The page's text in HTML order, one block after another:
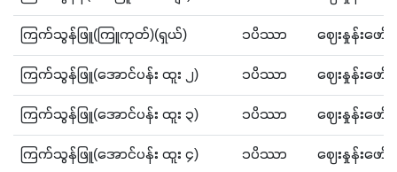
ကြက်သွန်ဖြူ(ကြူကုတ်)(ရှယ်) ၁ပိဿာ ဈေးနှုန်းဖေ
ကြက်သွန်ဖြူ(အောင်ပန်း ထူး ၂) ၁ပိဿာ ဈေးနှုန်းဖေ
ကြက်သွန်ဖြူ(အောင်ပန်း ထူး ၃) ၁ပိဿာ ဈေးနှုန်းဖေ
ကြက်သွန်ဖြူ(အောင်ပန်း ထူး ၄) ၁ပိဿာ ဈေးနှုန်းဖေ